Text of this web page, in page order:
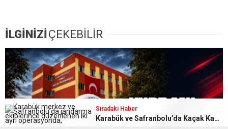
İLGİNİZİÇEKEBİLİR
Sıradaki Haber
Karabük ve Safranbolu’da Kaçak Kazı ve Uyuşturucu Operasyonları: 7 Şüpheli Yakalandı